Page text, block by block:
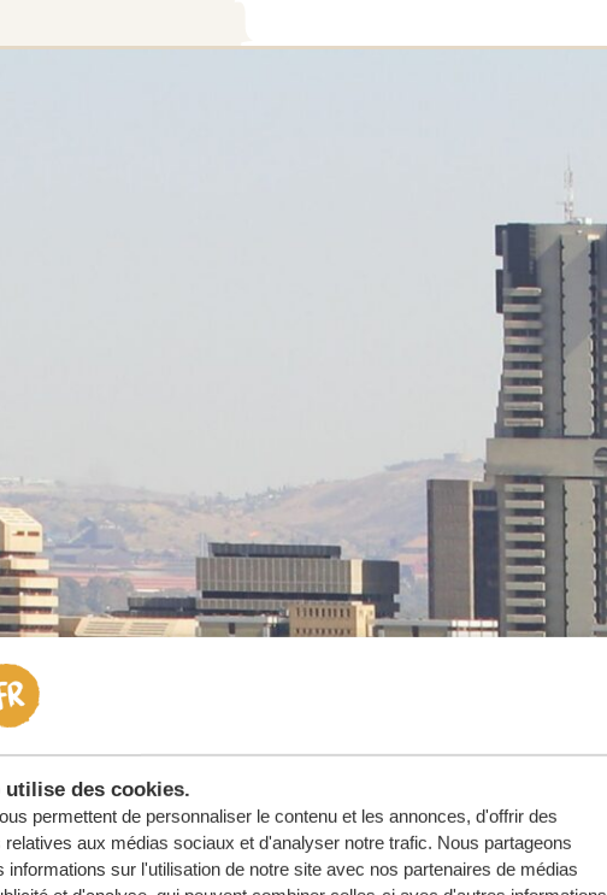
utilise des cookies.
permettent de personnaliser le contenu et les annonces, d'offrir des
relatives aux médias sociaux et d'analyser notre trafic. Nous partageons
informations sur l'utilisation de notre site avec nos partenaires de médias